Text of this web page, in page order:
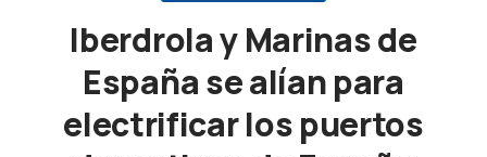
Iberdrola y Marinas de
España se alían para
electrificar los puertos